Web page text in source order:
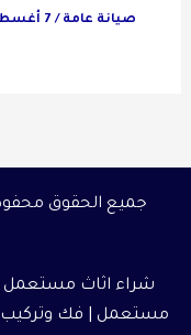
صيانة عامة / 7 أغسطس، 2025
جميع الحقوق
شراء اثاث مستعمل
مستعمل | فك